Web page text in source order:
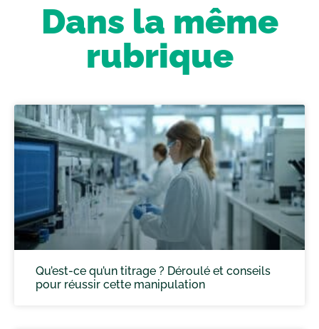
Dans la même
rubrique
Qu’est-ce qu’un titrage ? Déroulé et conseils
pour réussir cette manipulation